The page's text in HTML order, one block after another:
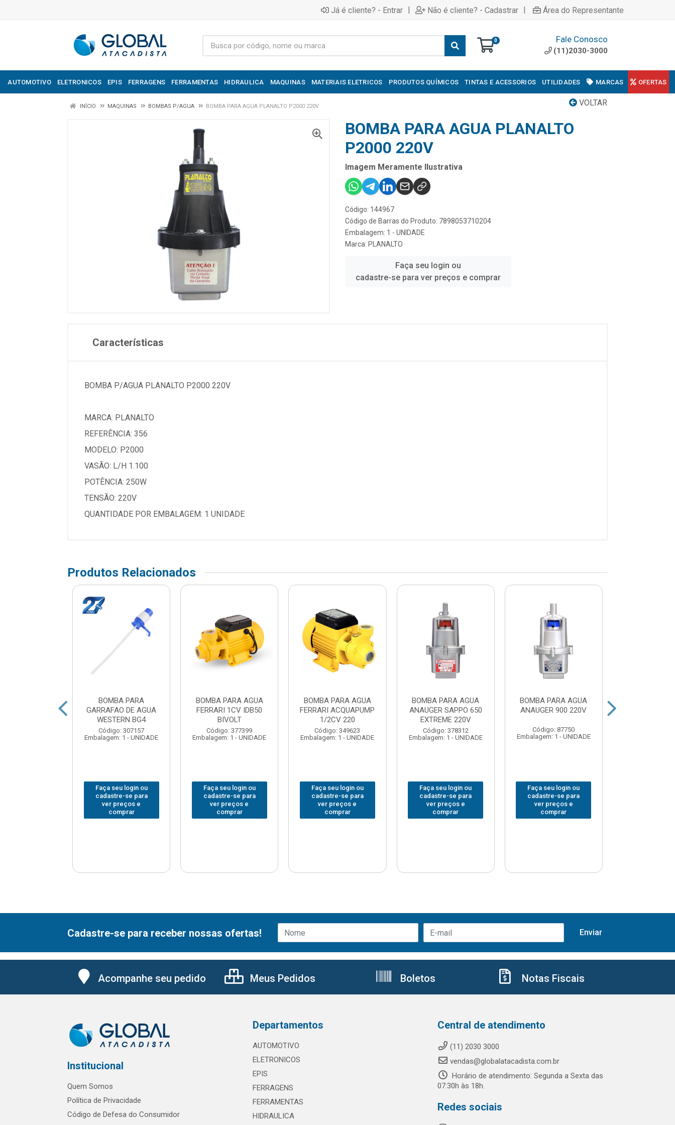
Já é cliente? - Entrar | Não é cliente? - Cadastrar | Área do Representante
0 Fale Conosco
(11)2030-3000
AUTOMOTIVO ELETRONICOS EPIS FERRAGENS FERRAMENTAS HIDRAULICA MAQUINAS MATERIAIS ELETRICOS PRODUTOS QUÍMICOS TINTAS E ACESSORIOS UTILIDADES MARCAS OFERTAS
VOLTAR
INÍCIO MAQUINAS BOMBAS P/AGUA BOMBA PARA AGUA PLANALTO P2000 220V
BOMBA PARA AGUA PLANALTO
P2000 220V
Imagem Meramente Ilustrativa
Código: 144967
Código de Barras do Produto: 7898053710204
Embalagem: 1 - UNIDADE
Marca: PLANALTO
Faça seu login ou
cadastre-se para ver preços e comprar
Características
BOMBA P/AGUA PLANALTO P2000 220V
MARCA: PLANALTO
REFERÊNCIA: 356
MODELO: P2000
VASÃO: L/H 1.100
POTÊNCIA: 250W
TENSÃO: 220V
QUANTIDADE POR EMBALAGEM: 1 UNIDADE
Produtos Relacionados
BOMBA PARA
GARRAFAO DE AGUA
WESTERN BG4
Código: 307157
Embalagem: 1 - UNIDADE
Faça seu login ou
cadastre-se para
ver preços e
comprar
BOMBA PARA AGUA
FERRARI 1CV IDB50
BIVOLT
Código: 377399
Embalagem: 1 - UNIDADE
Faça seu login ou
cadastre-se para
ver preços e
comprar
BOMBA PARA AGUA
FERRARI ACQUAPUMP
1/2CV 220
Código: 349623
Embalagem: 1 - UNIDADE
Faça seu login ou
cadastre-se para
ver preços e
comprar
BOMBA PARA AGUA
ANAUGER SAPPO 650
EXTREME 220V
Código: 378312
Embalagem: 1 - UNIDADE
Faça seu login ou
cadastre-se para
ver preços e
comprar
BOMBA PARA AGUA
ANAUGER 900 220V
Código: 87750
Embalagem: 1 - UNIDADE
Faça seu login ou
cadastre-se para
ver preços e
comprar
Cadastre-se para receber nossas ofertas!
Acompanhe seu pedido Meus Pedidos Boletos Notas Fiscais
Institucional
Quem Somos
Política de Privacidade
Código de Defesa do Consumidor
Departamentos
AUTOMOTIVO
ELETRONICOS
EPIS
FERRAGENS
FERRAMENTAS
HIDRAULICA
Central de atendimento
(11) 2030 3000
vendas@globalatacadista.com.br
Horário de atendimento: Segunda a Sexta das
07:30h às 18h.
Redes sociais